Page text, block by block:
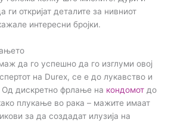
ги откријат деталите за нивниот
интересни бројки.
да го успешно да го изглуми овој
на Durex, се е до лукавство и
дискретно фрлање на кондомот до
плукање во рака – мажите имаат
за да создадат илузија на